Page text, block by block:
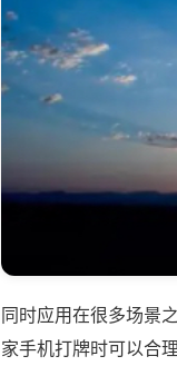
同时应用在很多场景
家手机打牌时可以合